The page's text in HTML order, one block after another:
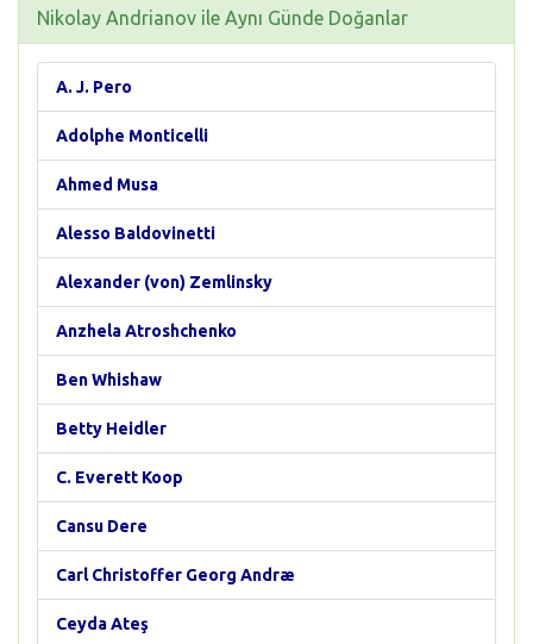
Nikolay Andrianov ile Aynı Günde Doğanlar
A. J. Pero
Adolphe Monticelli
Ahmed Musa
Alesso Baldovinetti
Alexander (von) Zemlinsky
Anzhela Atroshchenko
Ben Whishaw
Betty Heidler
C. Everett Koop
Cansu Dere
Carl Christoffer Georg Andræ
Ceyda Ateş